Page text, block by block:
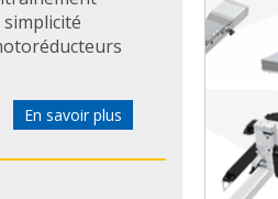
En savoir plus